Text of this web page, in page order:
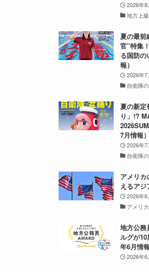
2026年8
地方上
夏の最前
官”特集
る国防の
報）
2026年7
自衛隊
夏の新定
り」!?
7月情報）
2026年7
自衛隊
アメリカ
えるア
2026年6
アメリ
地方公務
ルグが
年6月情報
2026年6